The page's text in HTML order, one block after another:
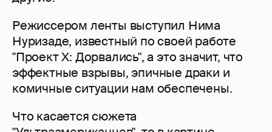
Режиссером ленты выступил Нима
Нуризаде, известный по своей работе
"Проект X: Дорвались", а это значит, что
эффектные взрывы, эпичные драки и
комичные ситуации нам обеспечены.
Что касается сюжета